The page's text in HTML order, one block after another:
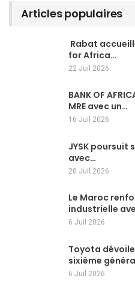
Articles populaires
Rabat
for Africa…
22 Juil 2026
BANK OF
MRE avec un…
16 Juil 2026
JYSK poursuit
avec…
20 Juil 2026
Le Maroc
industrielle
6 Juil 2026
Toyota dévoile
sixième
6 Juil 2026